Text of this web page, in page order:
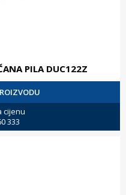
PILA DUC122Z
cijenu
333